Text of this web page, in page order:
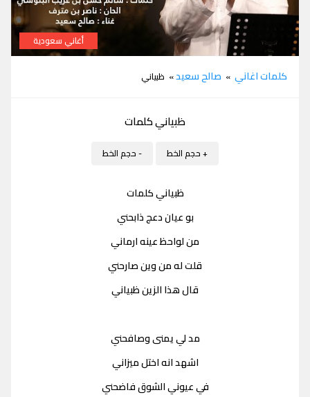
أغاني سعودية
كلمات اغاني » صالح سعيد» ظبياني
ظبياني كلمات
+ حجم الخط - حجم الخط
ظبياني كلمات
بو عيان دعج ذابحني
من لواحظ عينه ارماني
قلت له من وين صارحني
قال هذا الزين ظبياني
مد لي يمنى وصافحني
اشهد انه اختل ميزاني
في عيوني الشوق فاضحني